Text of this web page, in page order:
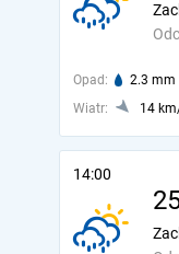
Opad: 2.3 mm
Wiatr:
14
14:00